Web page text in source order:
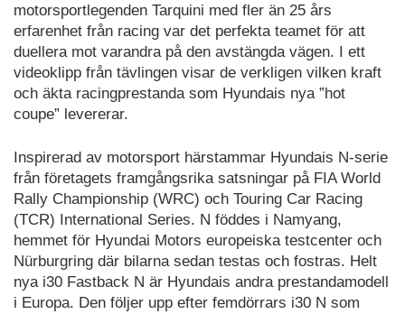
motorsportlegenden Tarquini med fler än 25 års
erfarenhet från racing var det perfekta teamet för att
duellera mot varandra på den avstängda vägen. I ett
videoklipp från tävlingen visar de verkligen vilken kraft
och äkta racingprestanda som Hyundais nya ”hot
coupe” levererar.
Inspirerad av motorsport härstammar Hyundais N-serie
från företagets framgångsrika satsningar på FIA World
Rally Championship (WRC) och Touring Car Racing
(TCR) International Series. N föddes i Namyang,
hemmet för Hyundai Motors europeiska testcenter och
Nürburgring där bilarna sedan testas och fostras. Helt
nya i30 Fastback N är Hyundais andra prestandamodell
i Europa. Den följer upp efter femdörrars i30 N som